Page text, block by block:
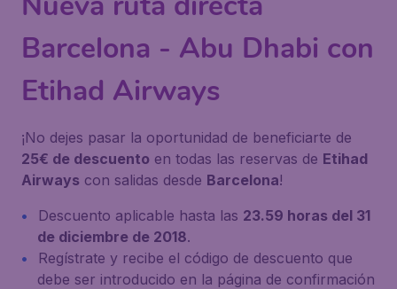
Barcelona - Abu Dhabi con
Etihad Airways
¡No dejes pasar la oportunidad de beneficiarte de
25€ de descuento en todas las reservas de Etihad
Airways con salidas desde Barcelona!
Descuento aplicable hasta las 23.59 horas del 31
de diciembre de 2018.
Regístrate y recibe el código de descuento que
debe ser introducido en la página de confirmación